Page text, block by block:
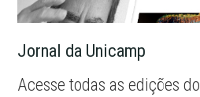
Jornal da Unicamp
Acesse todas as edições do